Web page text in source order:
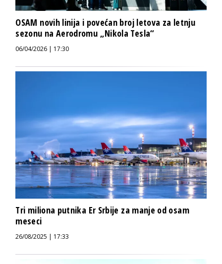
OSAM novih linija i povećan broj letova za letnju
sezonu na Aerodromu „Nikola Tesla“
06/04/2026 | 17:30
Tri miliona putnika Er Srbije za manje od osam
meseci
26/08/2025 | 17:33